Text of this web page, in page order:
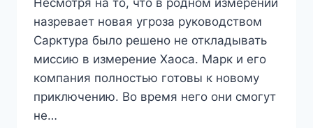
Несмотря на то, что в родном измерении
назревает новая угроза руководством
Сарктура было решено не откладывать
миссию в измерение Хаоса. Марк и его
компания полностью готовы к новому
приключению. Во время него они смогут
не…